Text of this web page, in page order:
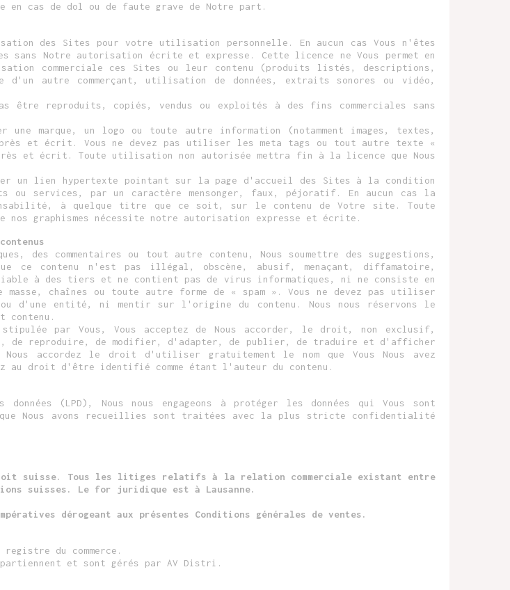
cas de dol ou de faute grave de Notre part.
des Sites pour votre utilisation personnelle. En aucun cas Vous n'êtes
Notre autorisation écrite et expresse. Cette licence ne Vous permet en
commerciale ces Sites ou leur contenu (produits listés, descriptions,
d'un autre commerçant, utilisation de données, extraits sonores ou vidéo,
être reproduits, copiés, vendus ou exploités à des fins commerciales sans
marque, un logo ou toute autre information (notamment images, textes,
et écrit. Vous ne devez pas utiliser les meta tags ou tout autre texte «
et écrit. Toute utilisation non autorisée mettra fin à la licence que Nous
un lien hypertexte pointant sur la page d'accueil des Sites à la condition
ou services, par un caractère mensonger, faux, péjoratif. En aucun cas la
à quelque titre que ce soit, sur le contenu de Votre site. Toute
graphismes nécessite notre autorisation expresse et écrite.
des commentaires ou tout autre contenu, Nous soumettre des suggestions,
ce contenu n'est pas illégal, obscène, abusif, menaçant, diffamatoire,
à des tiers et ne contient pas de virus informatiques, ni ne consiste en
chaînes ou toute autre forme de « spam ». Vous ne devez pas utiliser
d'une entité, ni mentir sur l'origine du contenu. Nous nous réservons le
par Vous, Vous acceptez de Nous accorder, le droit, non exclusif,
reproduire, de modifier, d'adapter, de publier, de traduire et d'afficher
accordez le droit d'utiliser gratuitement le nom que Vous Nous avez
au droit d'être identifié comme étant l'auteur du contenu.
(LPD), Nous nous engageons à protéger les données qui Vous sont
que Nous avons recueillies sont traitées avec la plus stricte confidentialité
droit suisse. Tous les litiges relatifs à la relation commerciale existant entre
suisses. Le for juridique est à Lausanne.
dérogeant aux présentes Conditions générales de ventes.
du commerce.
et sont gérés par AV Distri.